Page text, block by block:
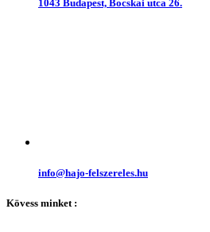
1043 Budapest, Bocskai utca 26.
info@hajo-felszereles.hu
Kövess minket :